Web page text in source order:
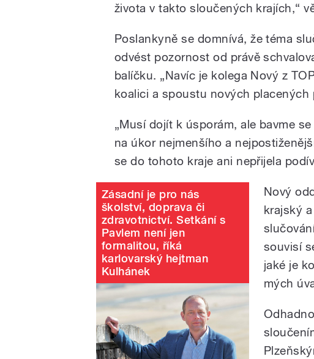
života v takto sloučených krajích,“
Poslankyně se domnívá, že téma
odvést pozornost od právě
balíčku. „Navíc je kolega Nový z
koalici a spoustu nových placených
„Musí dojít k úsporám, ale bavme
na úkor nejmenšího a
se do tohoto kraje ani nepřijela
Zásadní je pro nás
školství, doprava či
zdravotnictví. Setkání s
Pavlem není jen
formalitou, říká
karlovarský hejtman
Kulhánek
Nový
krajský
souvisí
jaké je
mých